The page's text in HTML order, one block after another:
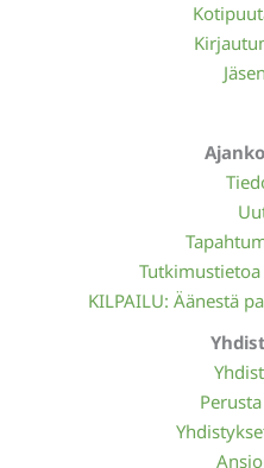
KILPAILU: Äänestä